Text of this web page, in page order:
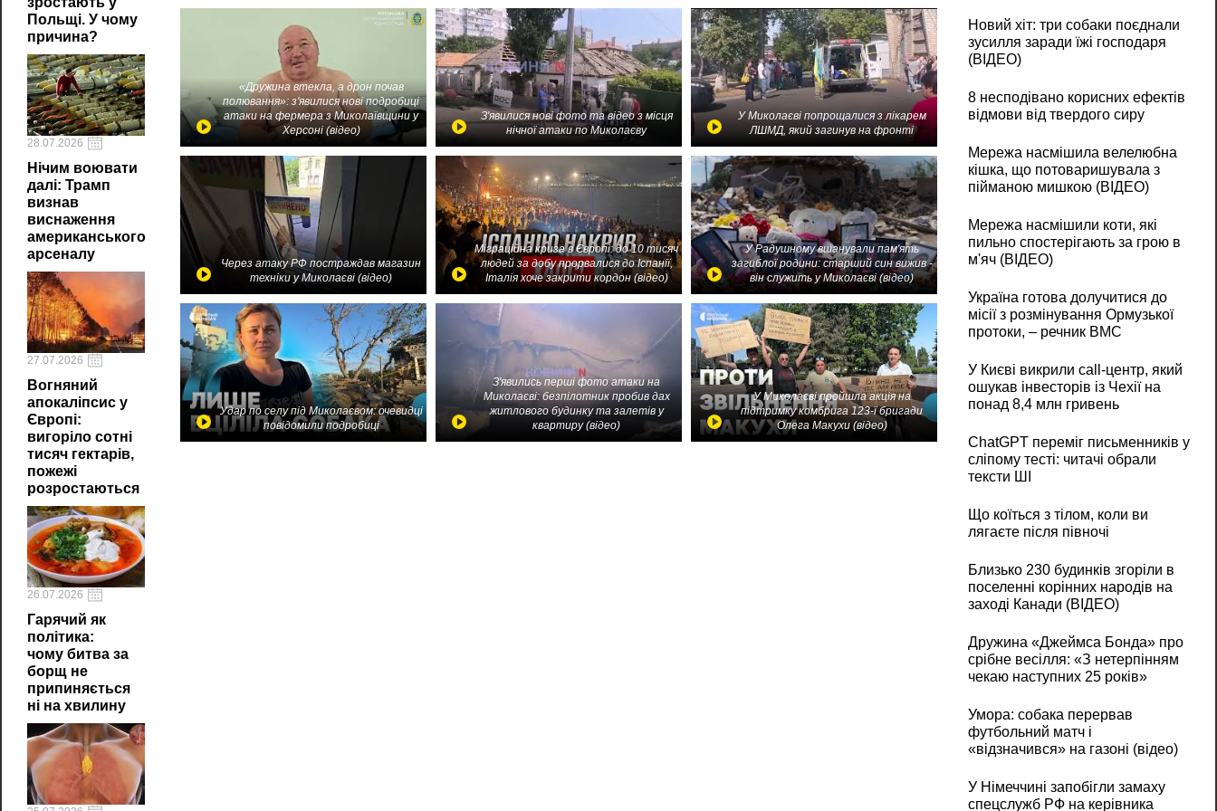
Польщі. У чому
причина?
28.07.2026
Нічим воювати
далі: Трамп
визнав
виснаження
американського
арсеналу
27.07.2026
Вогняний
апокаліпсис у
Європі:
вигоріло сотні
тисяч гектарів,
пожежі
розростаються
26.07.2026
Гарячий як
політика:
чому битва за
борщ не
припиняється
ні на хвилину
«Дружина втекла, а дрон почав
полювання»: з'явилися нові подробиці
атаки на фермера з Миколаївщини у
Херсоні (відео)
З'явилися нові фото та відео з місця
нічної атаки по Миколаєву
У Миколаєві попрощалися з лікарем
ЛШМД, який загинув на фронті
Через атаку РФ постраждав магазин
техніки у Миколаєві (відео)
Міграційна криза в Європі: до 10 тисяч
людей за добу прорвалися до Іспанії,
Італія хоче закрити кордон (відео)
У Радушному вшанували пам'ять
загиблої родини: старший син вижив -
він служить у Миколаєві (відео)
Удар по селу під Миколаєвом: очевидці
повідомили подробиці
З'явились перші фото атаки на
Миколаєві: безпілотник пробив дах
житлового будинку та залетів у
квартиру (відео)
У Миколаєві пройшла акція на
підтримку комбрига 123-ї бригади
Олега Макухи (відео)
Новий хіт: три собаки поєднали
зусилля заради їжі господаря
(ВІДЕО)
8 несподівано корисних ефектів
відмови від твердого сиру
Мережа насмішила велелюбна
кішка, що потоваришувала з
пійманою мишкою (ВІДЕО)
Мережа насмішили коти, які
пильно спостерігають за грою в
м'яч (ВІДЕО)
Україна готова долучитися до
місії з розмінування Ормузької
протоки, – речник ВМС
У Києві викрили call-центр, який
ошукав інвесторів із Чехії на
понад 8,4 млн гривень
ChatGPT переміг письменників у
сліпому тесті: читачі обрали
тексти ШІ
Що коїться з тілом, коли ви
лягаєте після півночі
Близько 230 будинків згоріли в
поселенні корінних народів на
заході Канади (ВІДЕО)
Дружина «Джеймса Бонда» про
срібне весілля: «З нетерпінням
чекаю наступних 25 років»
Умора: собака перервав
футбольний матч і
«відзначився» на газоні (відео)
У Німеччині запобігли замаху
спецслужб РФ на керівника